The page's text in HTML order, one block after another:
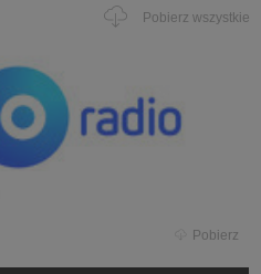
Pobierz wszystkie
Pobierz